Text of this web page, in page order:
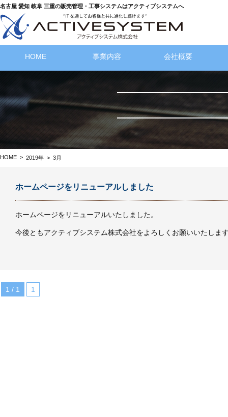
名古屋 愛知 岐阜 三重の販売管理・工事システムはアクティブシステムへ
HOME 事業内容 会社概要
HOME > 2019年 > 3月
ホームページをリニューアルしました
ホームページをリニューアルいたしました。
今後ともアクティブシステム株式会社をよろしくお願いいたしま
1 / 1 1